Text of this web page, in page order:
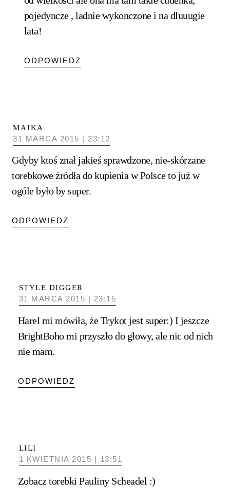
pojedyncze , ladnie wykonczone i na dluuugie
lata!
ODPOWIEDZ
MAJKA
31 MARCA 2015 | 23:12
Gdyby ktoś znał jakieś sprawdzone, nie-skórzane
torebkowe źródła do kupienia w Polsce to już w
ogóle było by super.
ODPOWIEDZ
STYLE DIGGER
31 MARCA 2015 | 23:15
Harel mi mówiła, że Trykot jest super:) I jeszcze
BrightBoho mi przyszło do głowy, ale nic od nich
nie mam.
ODPOWIEDZ
LILI
1 KWIETNIA 2015 | 13:51
Zobacz torebki Pauliny Scheadel :)